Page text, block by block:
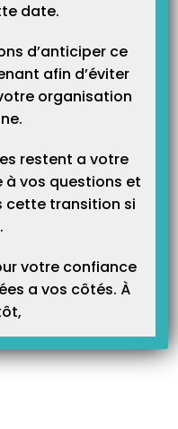
DAM !
date.
d’anticiper ce
afin d’éviter
organisation
restent a votre
vos questions et
cette transition si
votre confiance
a vos côtés. À